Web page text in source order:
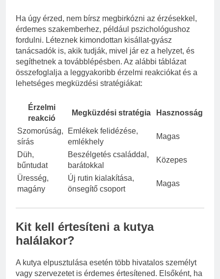
Ha úgy érzed, nem bírsz megbirkózni az érzésekkel,
érdemes szakemberhez, például pszichológushoz
fordulni. Léteznek kimondottan kisállat-gyász
tanácsadók is, akik tudják, mivel jár ez a helyzet, és
segíthetnek a továbblépésben. Az alábbi táblázat
összefoglalja a leggyakoribb érzelmi reakciókat és a
lehetséges megküzdési stratégiákat:
Érzelmi
reakció
Megküzdési stratégia Hasznosság
Szomorúság,
sírás
Emlékek felidézése,
emlékhely
Magas
Düh,
bűntudat
Beszélgetés családdal,
barátokkal
Közepes
Üresség,
magány
Új rutin kialakítása,
önsegítő csoport
Magas
Kit kell értesíteni a kutya
halálakor?
A kutya elpusztulása esetén több hivatalos személyt
vagy szervezetet is érdemes értesítened. Elsőként, ha